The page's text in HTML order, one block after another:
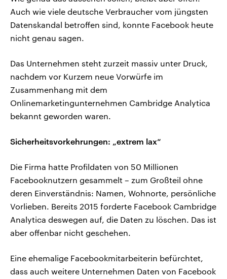
Auch wie viele deutsche Verbraucher vom jüngsten
Datenskandal betroffen sind, konnte Facebook heute
nicht genau sagen.
Das Unternehmen steht zurzeit massiv unter Druck,
nachdem vor Kurzem neue Vorwürfe im
Zusammenhang mit dem
Onlinemarketingunternehmen Cambridge Analytica
bekannt geworden waren.
Sicherheitsvorkehrungen: „extrem lax“
Die Firma hatte Profildaten von 50 Millionen
Facebooknutzern gesammelt – zum Großteil ohne
deren Einverständnis: Namen, Wohnorte, persönliche
Vorlieben. Bereits 2015 forderte Facebook Cambridge
Analytica deswegen auf, die Daten zu löschen. Das ist
aber offenbar nicht geschehen.
Eine ehemalige Facebookmitarbeiterin befürchtet,
dass auch weitere Unternehmen Daten von Facebook